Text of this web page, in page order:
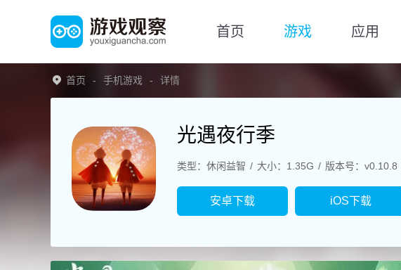
首页 游戏 应用
首页 手机游戏 详情
光遇夜行季
类型：休闲益智 大小：1.35G 版本号：v0.10.8
安卓下载 iOS下载